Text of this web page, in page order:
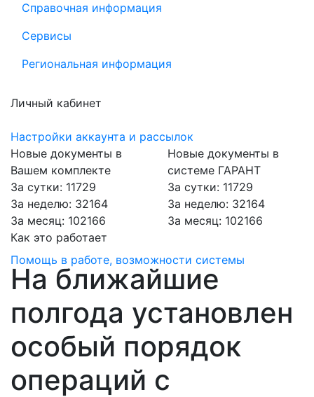
Справочная информация
Сервисы
Региональная информация
Личный кабинет
Настройки аккаунта и рассылок
Новые документы в
Вашем комплекте
За сутки: 11729
За неделю: 32164
За месяц: 102166
Новые документы в
системе ГАРАНТ
За сутки: 11729
За неделю: 32164
За месяц: 102166
Как это работает
Помощь в работе, возможности системы
На ближайшие
полгода установлен
особый порядок
операций с